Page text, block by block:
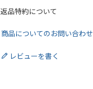
返品特約について
商品についてのお問い合わせ
レビューを書く